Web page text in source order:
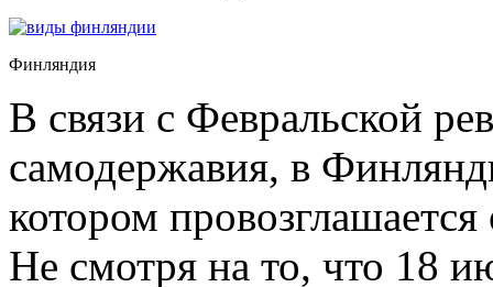
Финляндия
В связи с Февральской
самодержавия, в
котором
Не смотря на то, что 18